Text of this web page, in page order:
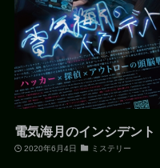
電気海月のインシデント
2020年6月4日 ミステリー